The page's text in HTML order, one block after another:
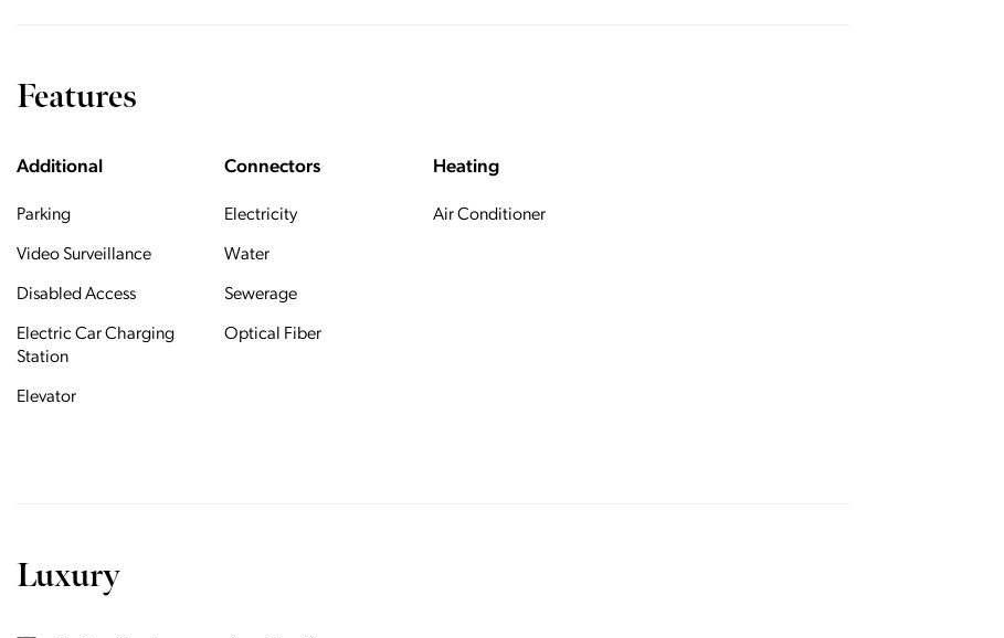
Features
Additional
Parking
Video Surveillance
Disabled Access
Electric Car Charging
Station
Elevator
Connectors
Electricity
Water
Sewerage
Optical Fiber
Heating
Air Conditioner
Luxury